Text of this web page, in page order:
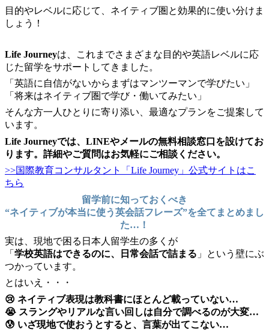
目的やレベルに応じて、ネイティブ圏と効果的に使い分けま
しょう！
Life Journeyは、これまでさまざまな目的や英語レベルに応
じた留学をサポートしてきました。
「英語に自信がないからまずはマンツーマンで学びたい」
「将来はネイティブ圏で学び・働いてみたい」
そんな方一人ひとりに寄り添い、最適なプランをご提案して
います。
Life Journeyでは、LINEやメールの無料相談窓口を設けてお
ります。詳細やご質問はお気軽にご相談ください。
>>国際教育コンサルタント「Life Journey」公式サイトはこ
ちら
留学前に知っておくべき
“ネイティブが本当に使う英会話フレーズ”を全てまとめまし
た…！
実は、現地で困る日本人留学生の多くが
「 学校英語はできるのに、日常会話で詰まる 」という壁にぶ
つかっています。
とはいえ・・・
😢 ネイティブ表現は教科書にほとんど載っていない…
😭 スラングやリアルな言い回しは自分で調べるのが大変…
😰 いざ現地で使おうとすると、言葉が出てこない…